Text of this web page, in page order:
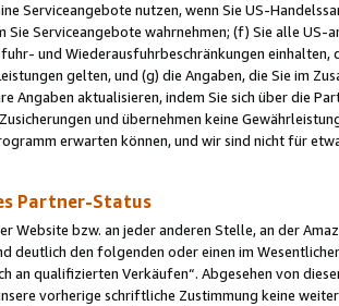
Serviceangebote nutzen, wenn Sie US-
Sie Serviceangebote wahrnehmen; (f) Sie alle
und Wiederausfuhrbeschränkungen
gelten, und (g) die Angaben, die Sie im
Angaben aktualisieren, indem Sie sich über die
und übernehmen keine
erwarten können, und wir sind nicht für
Partner-Status
Website bzw. an jeder anderen Stelle, an der
deutlich den folgenden oder einen im
an qualifizierten Verkäufen“. Abgesehen von
vorherige schriftliche Zustimmung keine